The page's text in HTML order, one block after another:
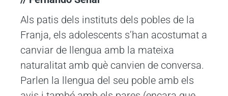
Als patis dels instituts dels pobles de la
Franja, els adolescents s’han acostumat a
canviar de llengua amb la mateixa
naturalitat amb què canvien de conversa.
Parlen la llengua del seu poble amb els